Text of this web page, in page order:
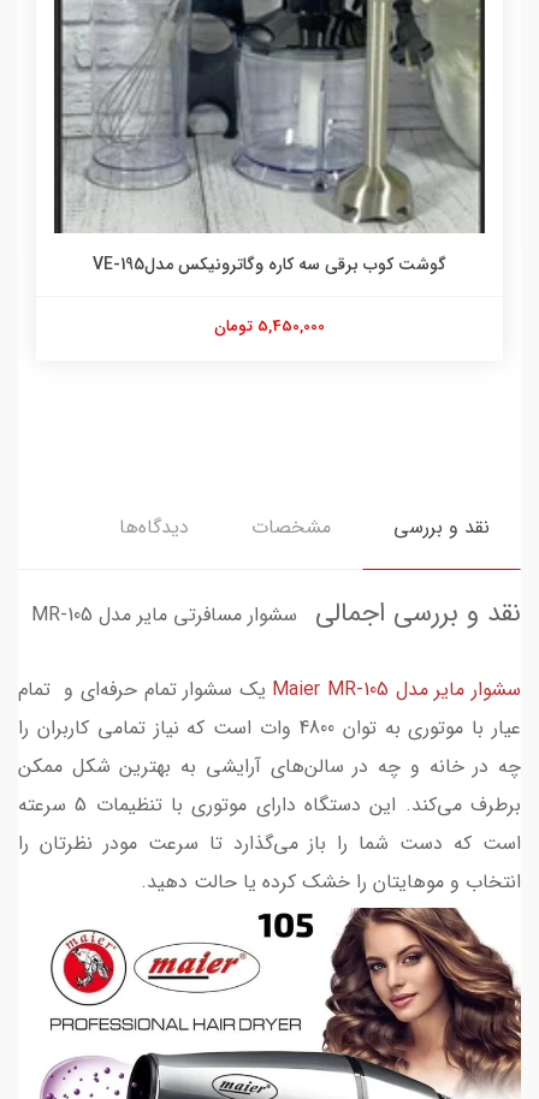
اسپرسو ساز وگاترونیکس مدل VE212
نقد و بررسی مشخصات دیدگاه‌ها
نقد و بررسی اجمالی سشوار مسافرتی مایر مدل MR-105
سشوار مایر مدل Maier MR-105
یک سشوار تمام حرفه‌ای و تمام
عیار با موتوری به توان 4800 وات است که نیاز تمامی کاربران را
چه در خانه و چه در سالن‌های آرایشی به بهترین شکل ممکن
برطرف می‌کند. این دستگاه دارای موتوری با تنظیمات 5 سرعته
است که دست شما را باز می‌گذارد تا سرعت مودر نظرتان را
انتخاب و موهایتان را خشک کرده یا حالت دهید.